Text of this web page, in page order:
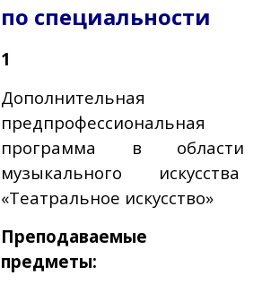
по специальности
1
Дополнительная
предпрофессиональная
программа в области
музыкального искусства
«Театральное искусство»
Преподаваемые
предметы: